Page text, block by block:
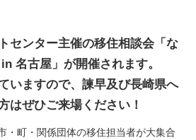
センター主催の移住相談会「な
名古屋」が開催されます。
いますので、諫早及び長崎県へ
はぜひご来場ください！
・町・関係団体の移住担当者が大集合